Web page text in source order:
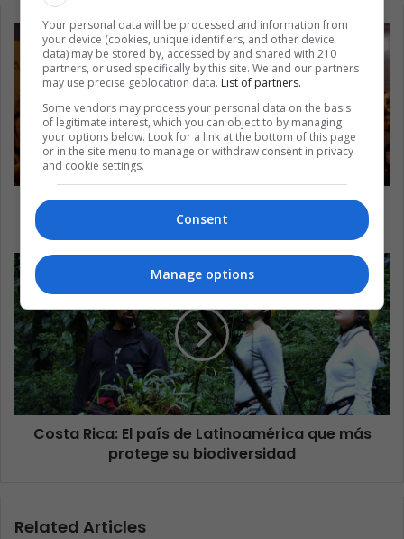
Pacto de impunidad: la amarga navidad
peruana
Costa Rica: El país de Latinoamérica que más
protege su biodiversidad
Related Articles
Your personal data will be processed and information from
your device (cookies, unique identifiers, and other device
data) may be stored by, accessed by and shared with 210
partners, or used specifically by this site. We and our partners
may use precise geolocation data. List of partners.
Some vendors may process your personal data on the basis
of legitimate interest, which you can object to by managing
your options below. Look for a link at the bottom of this page
or in the site menu to manage or withdraw consent in privacy
and cookie settings.
Consent
Manage options